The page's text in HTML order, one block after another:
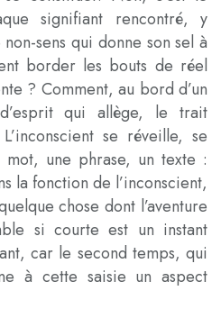
signifiant rencontré, y
sens qui donne son sel à
border les bouts de réel
? Comment, au bord d’un
qui allège, le trait
se réveille, se
une phrase, un texte :
la fonction de l’inconscient,
chose dont l’aventure
si courte est un instant
car le second temps, qui
à cette saisie un aspect